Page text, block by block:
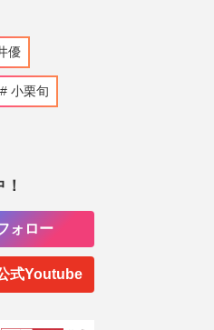
が話題に「出会
ー」広報が明
ビス”『得々
容
た伏線よりも
わ 人魚の島の
者特典第2弾
ロップシール
ン以外”も飛び
と衝撃のラス
優
小栗旬
ォロー
式Youtube